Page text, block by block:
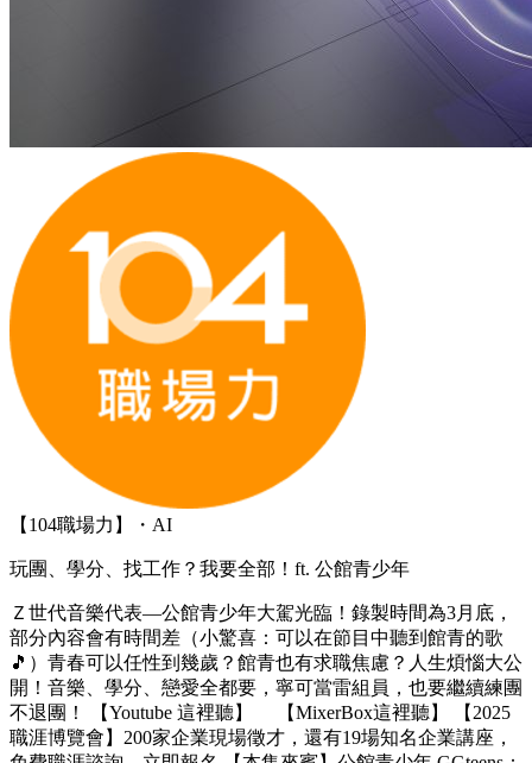
【104職場力】・AI
玩團、學分、找工作？我要全部！ft. 公館青少年
Ｚ世代音樂代表—公館青少年大駕光臨！錄製時間為3月底，
部分內容會有時間差（小驚喜：可以在節目中聽到館青的歌
🎵）青春可以任性到幾歲？館青也有求職焦慮？人生煩惱大公
開！音樂、學分、戀愛全都要，寧可當雷組員，也要繼續練團
不退團！ 【Youtube 這裡聽】 【MixerBox這裡聽】 【2025
職涯博覽會】200家企業現場徵才，還有19場知名企業講座，